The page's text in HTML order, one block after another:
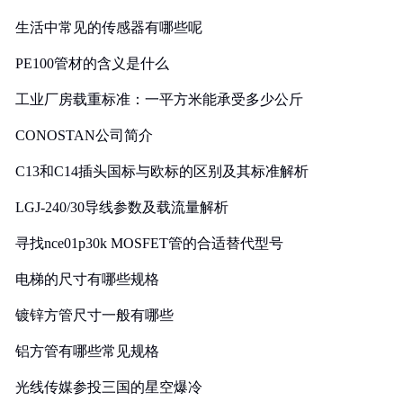
生活中常见的传感器有哪些呢
PE100管材的含义是什么
工业厂房载重标准：一平方米能承受多少公斤
CONOSTAN公司简介
C13和C14插头国标与欧标的区别及其标准解析
LGJ-240/30导线参数及载流量解析
寻找nce01p30k MOSFET管的合适替代型号
电梯的尺寸有哪些规格
镀锌方管尺寸一般有哪些
铝方管有哪些常见规格
光线传媒参投三国的星空爆冷